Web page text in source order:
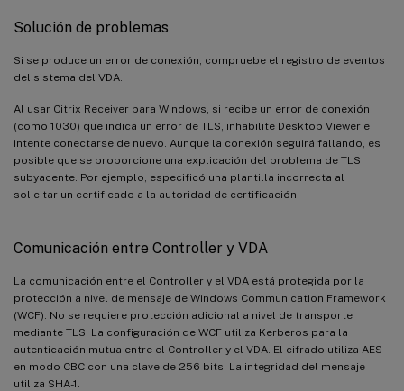
Solución de problemas
Si se produce un error de conexión, compruebe el registro de eventos
del sistema del VDA.
Al usar Citrix Receiver para Windows, si recibe un error de conexión
(como 1030) que indica un error de TLS, inhabilite Desktop Viewer e
intente conectarse de nuevo. Aunque la conexión seguirá fallando, es
posible que se proporcione una explicación del problema de TLS
subyacente. Por ejemplo, especificó una plantilla incorrecta al
solicitar un certificado a la autoridad de certificación.
Comunicación entre Controller y VDA
La comunicación entre el Controller y el VDA está protegida por la
protección a nivel de mensaje de Windows Communication Framework
(WCF). No se requiere protección adicional a nivel de transporte
mediante TLS. La configuración de WCF utiliza Kerberos para la
autenticación mutua entre el Controller y el VDA. El cifrado utiliza AES
en modo CBC con una clave de 256 bits. La integridad del mensaje
utiliza SHA-1.